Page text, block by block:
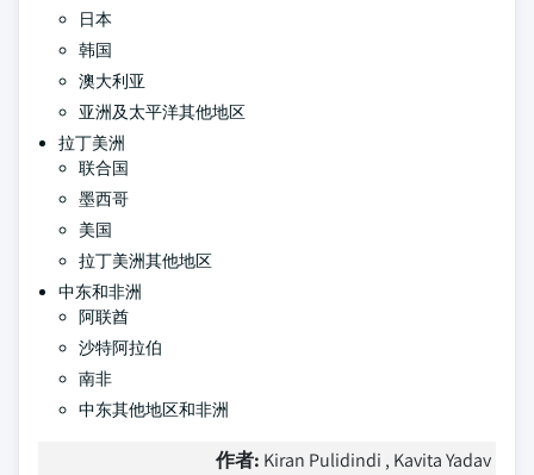
日本
韩国
澳大利亚
亚洲及太平洋其他地区
拉丁美洲
联合国
墨西哥
美国
拉丁美洲其他地区
中东和非洲
阿联酋
沙特阿拉伯
南非
中东其他地区和非洲
作者: Kiran Pulidindi , Kavita Yadav